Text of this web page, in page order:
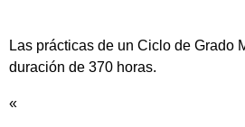
Las prácticas de un Ciclo de Grado
duración de 370 horas.
«